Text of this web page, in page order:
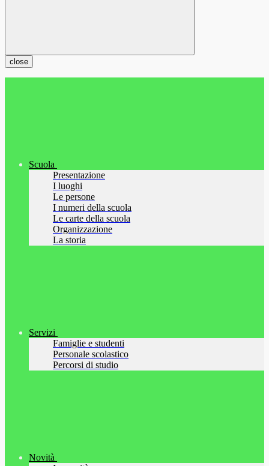
close
Scuola
Presentazione
I luoghi
Le persone
I numeri della scuola
Le carte della scuola
Organizzazione
La storia
Servizi
Famiglie e studenti
Personale scolastico
Percorsi di studio
Novità